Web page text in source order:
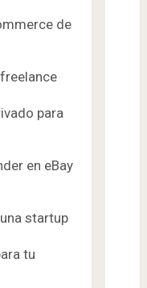
de
para
en eBay
startup
tu